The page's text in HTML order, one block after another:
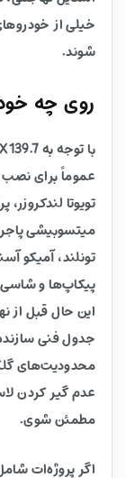
خیلی از
شوند.
روی چه
عموماً برای
میتسوبیشی
پیکاپ‌ها و
این حال قبل از
جدول فنی
محدودیت‌های
عدم گیر کردن
مطمئن شوی.
اگر پروژه‌ات